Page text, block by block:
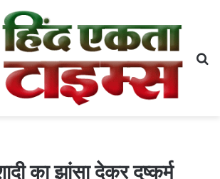
का झांसा देकर दुष्‍कर्म